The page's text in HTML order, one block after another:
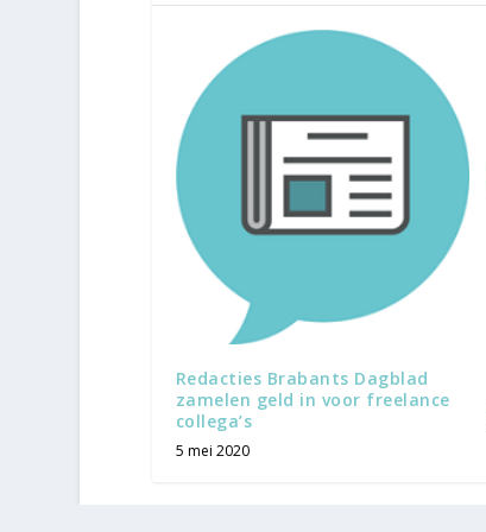
Redacties Brabants Dagblad
zamelen geld in voor freelance
collega’s
5 mei 2020